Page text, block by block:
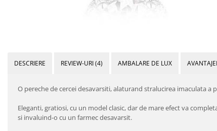
DESCRIERE REVIEW-URI(4) AMBALARE DE LUX
O pereche de cercei desavarsiti, alaturand stralucirea imaculata
Eleganti, gratiosi, cu un model clasic, dar de mare efect va
si invaluind-o cu un farmec desavarsit.